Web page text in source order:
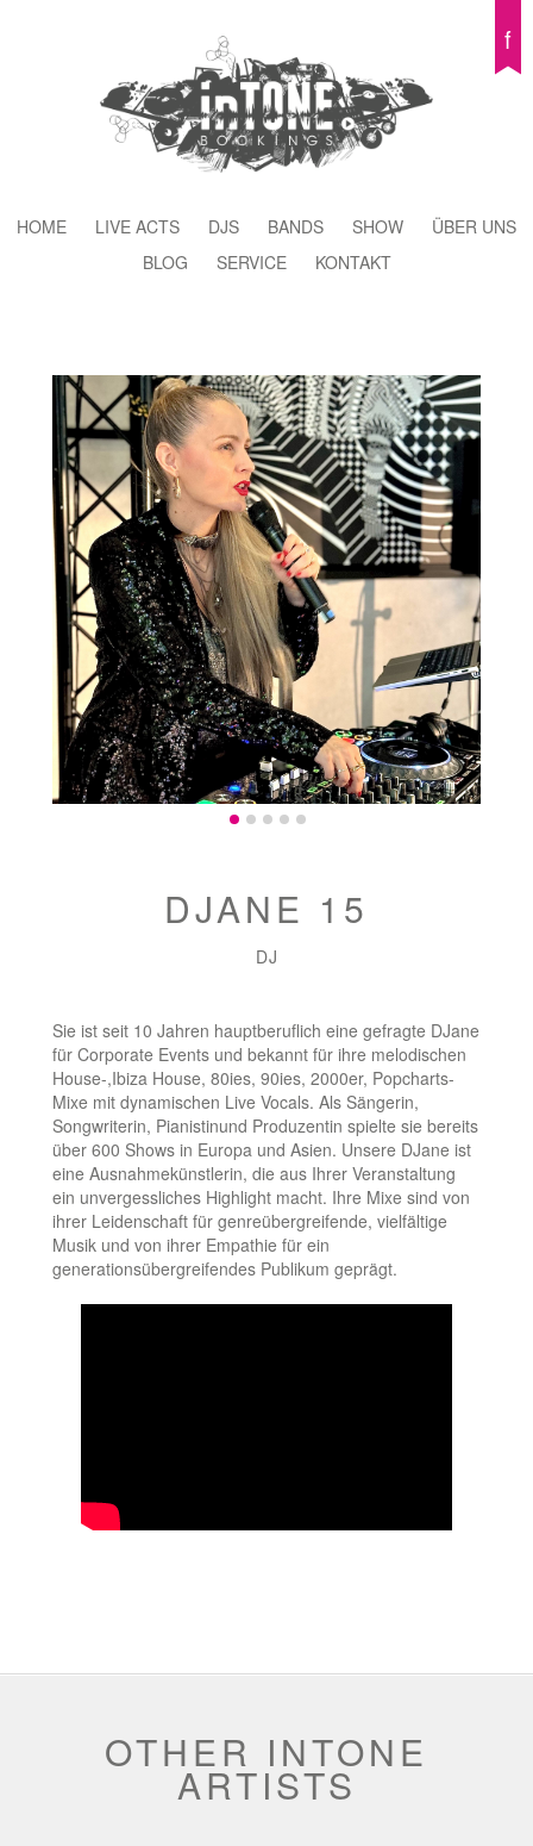
f
HOME LIVE ACTS DJS BANDS SHOW
ÜBER UNS
BLOG
SERVICE KONTAKT
DJANE 15
DJ
Sie ist seit 10 Jahren hauptberuflich eine gefragte DJane
für Corporate Events und bekannt für ihre melodischen
House-,Ibiza House, 80ies, 90ies, 2000er, Popcharts-
Mixe mit dynamischen Live Vocals. Als Sängerin,
Songwriterin, Pianistinund Produzentin spielte sie bereits
über 600 Shows in Europa und Asien. Unsere DJane ist
eine Ausnahmekünstlerin, die aus Ihrer Veranstaltung
ein unvergessliches Highlight macht. Ihre Mixe sind von
ihrer Leidenschaft für genreübergreifende, vielfältige
Musik und von ihrer Empathie für ein
generationsübergreifendes Publikum geprägt.
OTHER INTONE
ARTISTS